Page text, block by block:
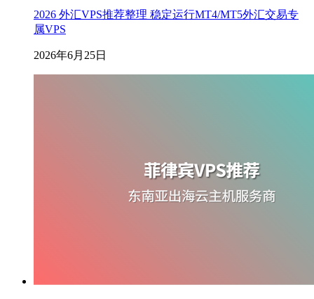
2026 外汇VPS推荐整理 稳定运行MT4/MT5外汇交易专
属VPS
2026年6月25日